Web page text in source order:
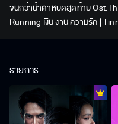
จนกว่าน้ำตาหยดสุดท้าย Ost.The
Running เงิน งาน ความรัก | Tinn |
รายการ